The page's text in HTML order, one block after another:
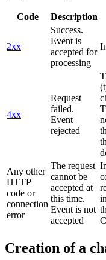
Code Description
2xx
Success.
Event is
accepted for
processing
4xx
Request
failed.
Event
rejected
Any other
HTTP
code or
connection
error
The request
cannot be
accepted at
this time.
Event is not
accepted
Creation of a